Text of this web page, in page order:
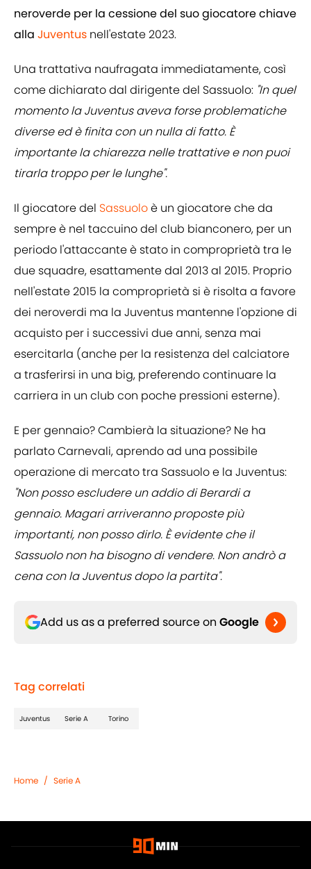
neroverde per la cessione del suo giocatore chiave
alla Juventus nell'estate 2023.
Una trattativa naufragata immediatamente, così
come dichiarato dal dirigente del Sassuolo: "In quel
momento la Juventus aveva forse problematiche
diverse ed è finita con un nulla di fatto. È
importante la chiarezza nelle trattative e non puoi
tirarla troppo per le lunghe".
Il giocatore del Sassuoloè un giocatore che da
sempre è nel taccuino del club bianconero, per un
periodo l'attaccante è stato in comproprietà tra le
due squadre, esattamente dal 2013 al 2015. Proprio
nell'estate 2015 la comproprietà si è risolta a favore
dei neroverdi ma la Juventus mantenne l'opzione di
acquisto per i successivi due anni, senza mai
esercitarla (anche per la resistenza del calciatore
a trasferirsi in una big, preferendo continuare la
carriera in un club con poche pressioni esterne).
E per gennaio? Cambierà la situazione? Ne ha
parlato Carnevali, aprendo ad una possibile
operazione di mercato tra Sassuolo e la Juventus:
"Non posso escludere un addio di Berardi a
gennaio. Magari arriveranno proposte più
importanti, non posso dirlo. È evidente che il
Sassuolo non ha bisogno di vendere. Non andrò a
cena con la Juventus dopo la partita".
Add us as a preferred source on Google
Tag correlati
Juventus Serie A Torino
Home / Serie A